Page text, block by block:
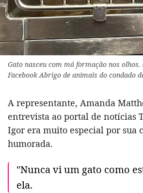
Gato nasceu com má formação nos
Facebook Abrigo de animais do condado
A representante, Amanda
entrevista ao portal de notícias
Igor era muito especial por sua
humorada.
"Nunca vi um gato como
ela.